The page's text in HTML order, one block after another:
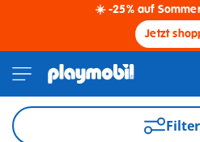
☀️ -25% auf
Jetzt